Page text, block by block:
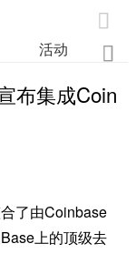

活动 业

布集成Coin
了由Coinbase
上的顶级去